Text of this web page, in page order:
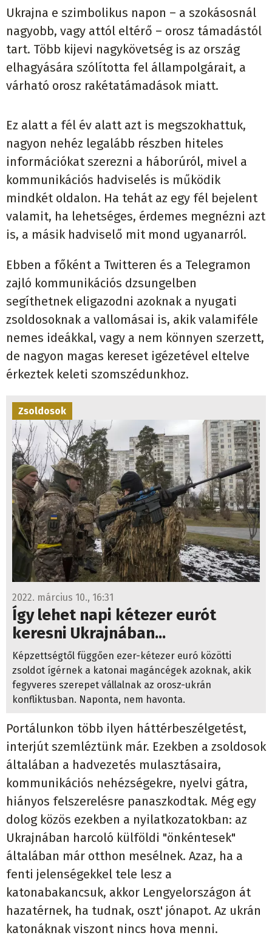
Ukrajna e szimbolikus napon – a szokásosnál
nagyobb, vagy attól eltérő – orosz támadástól
tart. Több kijevi nagykövetség is az ország
elhagyására szólította fel állampolgárait, a
várható orosz rakétatámadások miatt.
Ez alatt a fél év alatt azt is megszokhattuk,
nagyon nehéz legalább részben hiteles
információkat szerezni a háborúról, mivel a
kommunikációs hadviselés is működik
mindkét oldalon. Ha tehát az egy fél bejelent
valamit, ha lehetséges, érdemes megnézni azt
is, a másik hadviselő mit mond ugyanarról.
Ebben a főként a Twitteren és a Telegramon
zajló kommunikációs dzsungelben
segíthetnek eligazodni azoknak a nyugati
zsoldosoknak a vallomásai is, akik valamiféle
nemes ideákkal, vagy a nem könnyen szerzett,
de nagyon magas kereset igézetével eltelve
érkeztek keleti szomszédunkhoz.
Zsoldosok
2022. március 10., 16:31
Így lehet napi kétezer eurót
keresni Ukrajnában...
Képzettségtől függően ezer-kétezer euró közötti
zsoldot ígérnek a katonai magáncégek azoknak, akik
fegyveres szerepet vállalnak az orosz-ukrán
konfliktusban. Naponta, nem havonta.
Portálunkon több ilyen háttérbeszélgetést,
interjút szemléztünk már. Ezekben a zsoldosok
általában a hadvezetés mulasztásaira,
kommunikációs nehézségekre, nyelvi gátra,
hiányos felszerelésre panaszkodtak. Még egy
dolog közös ezekben a nyilatkozatokban: az
Ukrajnában harcoló külföldi "önkéntesek"
általában már otthon mesélnek. Azaz, ha a
fenti jelenségekkel tele lesz a
katonabakancsuk, akkor Lengyelországon át
hazatérnek, ha tudnak, oszt' jónapot. Az ukrán
katonáknak viszont nincs hova menni.